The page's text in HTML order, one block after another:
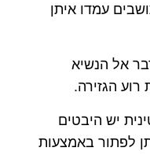
עמדו איתן
אל הנשיא
הגזירה.
יש היבטים
לפתור באמצעות